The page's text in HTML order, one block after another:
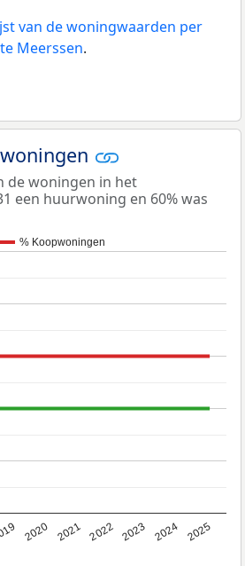
van de woningwaarden per
Meerssen.
de woningen in het
een huurwoning en 60% was
% Koopwoningen
2020 2021 2022 2023 2024 2025